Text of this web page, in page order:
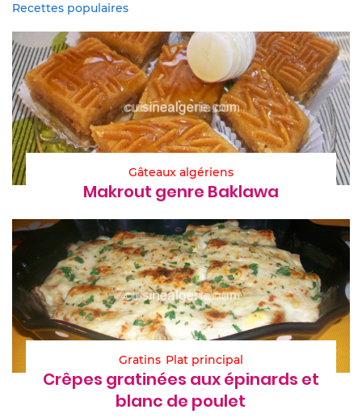
Recettes populaires
Gâteaux algériens
Makrout genre Baklawa
Gratins Plat principal
Crêpes gratinées aux épinards et
blanc de poulet